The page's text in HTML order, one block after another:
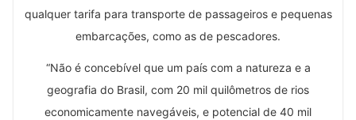
qualquer tarifa para transporte de passageiros e pequenas
embarcações, como as de pescadores.
“Não é concebível que um país com a natureza e a
geografia do Brasil, com 20 mil quilômetros de rios
economicamente navegáveis, e potencial de 40 mil